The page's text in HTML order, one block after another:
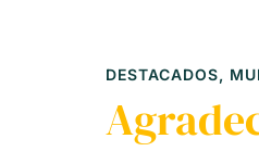
DESTACADOS,